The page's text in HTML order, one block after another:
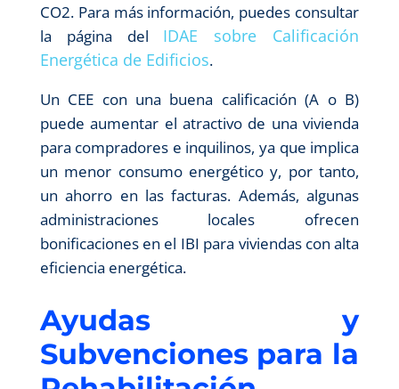
CO2. Para más información, puedes consultar
la página del IDAE sobre Calificación
Energética de Edificios.
Un CEE con una buena calificación (A o B)
puede aumentar el atractivo de una vivienda
para compradores e inquilinos, ya que implica
un menor consumo energético y, por tanto,
un ahorro en las facturas. Además, algunas
administraciones locales ofrecen
bonificaciones en el IBI para viviendas con alta
eficiencia energética.
Ayudas y
Subvenciones para la